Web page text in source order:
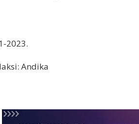
2023.
Andika